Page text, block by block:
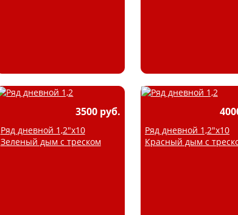
3500 руб.
Ряд дневной 1,2"х10
Зеленый дым с треском
Ряд дневной 1,2"х10
Красный дым с